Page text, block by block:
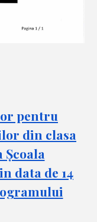
pentru
din clasa
Școala
data de 14